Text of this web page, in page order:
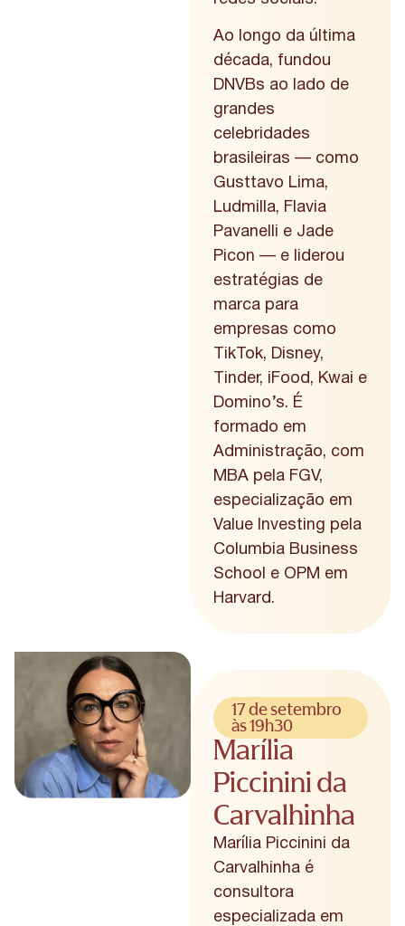
Ao longo da última
década, fundou
DNVBs ao lado de
grandes
celebridades
brasileiras — como
Gusttavo Lima,
Ludmilla, Flavia
Pavanelli e Jade
Picon — e liderou
estratégias de
marca para
empresas como
TikTok, Disney,
Tinder, iFood, Kwai e
Domino’s. É
formado em
Administração, com
MBA pela FGV,
especialização em
Value Investing pela
Columbia Business
School e OPM em
Harvard.
17 de setembro
às 19h30
Marília
Piccinini da
Carvalhinha
Marília Piccinini da
Carvalhinha é
consultora
especializada em